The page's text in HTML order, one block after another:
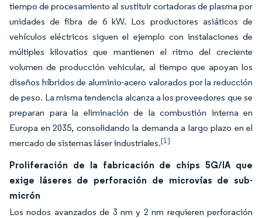
tiempo de procesamiento al sustituir cortadoras de plasma por
unidades de fibra de 6 kW. Los productores asiáticos de
vehículos eléctricos siguen el ejemplo con instalaciones de
múltiples kilovatios que mantienen el ritmo del creciente
volumen de producción vehicular, al tiempo que apoyan los
diseños híbridos de aluminio-acero valorados por la reducción
de peso. La misma tendencia alcanza a los proveedores que se
preparan para la eliminación de la combustión interna en
Europa en 2035, consolidando la demanda a largo plazo en el
mercado de sistemas láser industriales.[1]
Proliferación de la fabricación de chips 5G/IA que
exige láseres de perforación de microvías de sub-
micrón
Los nodos avanzados de 3 nm y 2 nm requieren perforación